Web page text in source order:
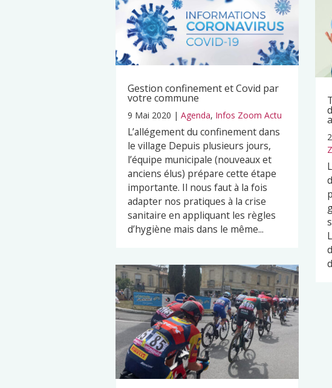
Gestion confinement et Covid par
votre commune
9 Mai 2020 | Agenda, Infos Zoom Actu
L’allégement du confinement dans
le village Depuis plusieurs jours,
l’équipe municipale (nouveaux et
anciens élus) prépare cette étape
importante. Il nous faut à la fois
adapter nos pratiques à la crise
sanitaire en appliquant les règles
d’hygiène mais dans le même...